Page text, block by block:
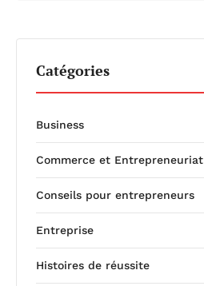
Catégories
Business
Commerce et Entrepreneuriat
Conseils pour entrepreneurs
Entreprise
Histoires de réussite